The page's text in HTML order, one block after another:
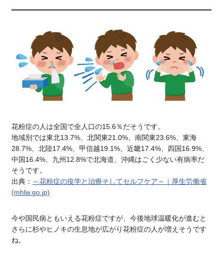
花粉症の人は全国で全人口の15.6％だそうです。
地域別では東北13.7%、北関東21.0%、南関東23.6%、東海
28.7%、北陸17.4%、甲信越19.1%、近畿17.4%、四国16.9%、
中国16.4%、九州12.8%で北海道、沖縄はごく少ない有病率だ
そうです。
出典： ～花粉症の疫学と治療そしてセルフケア～｜厚生労働省
(mhlw.go.jp)
今や国民病ともいえる花粉症ですが、今後地球温暖化が進むと
さらに杉やヒノキの生息地が広がり花粉症の人が増えそうです
ね。